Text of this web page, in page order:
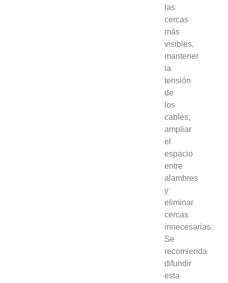
las
cercas
más
visibles,
mantener
la
tensión
de
los
cables,
ampliar
el
espacio
entre
alambres
y
eliminar
cercas
innecesarias.
Se
recomienda
difundir
esta